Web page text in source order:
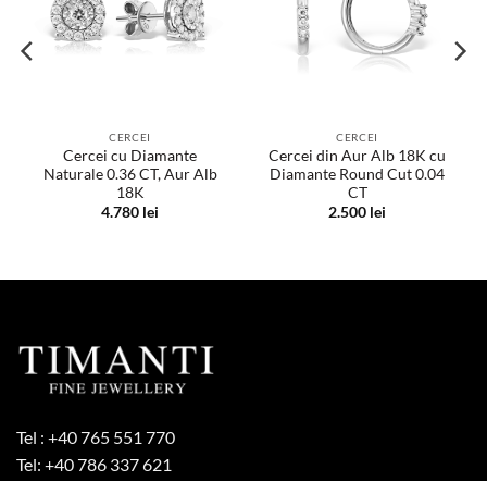
CERCEI
Cercei cu Diamante
Naturale 0.36 CT, Aur Alb
18K
4.780 lei
CERCEI
Cercei din Aur Alb 18K cu
Diamante Round Cut 0.04
CT
2.500 lei
Tel : +40 765 551 770
Tel: +40 786 337 621